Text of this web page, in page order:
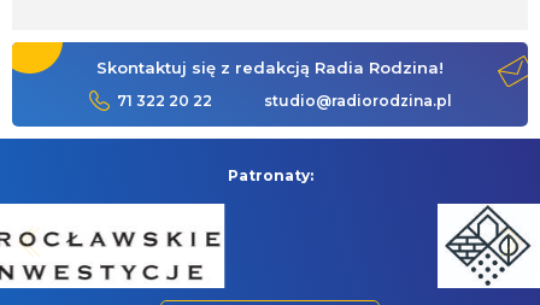
Skontaktuj się z redakcją Radia Rodzina!
71 322 20 22 studio@radiorodzina.pl
Patronaty: